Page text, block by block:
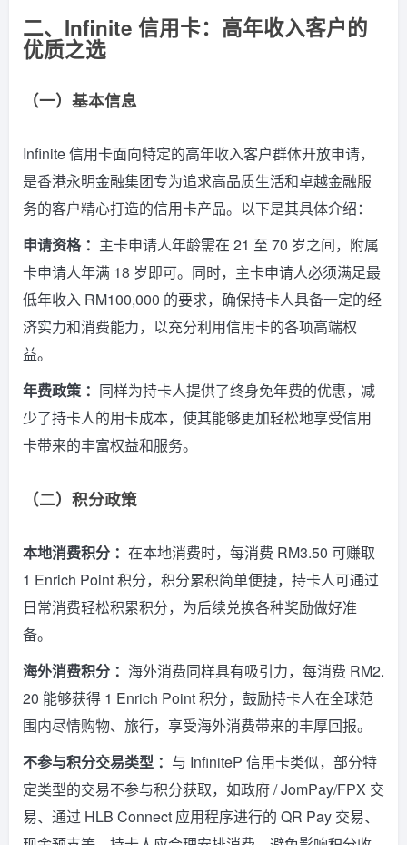
二、Infinite 信用卡：高年收入客户的
优质之选
（一）基本信息
Infinite 信用卡面向特定的高年收入客户群体开放申请，
是香港永明金融集团专为追求高品质生活和卓越金融服
务的客户精心打造的信用卡产品。以下是其具体介绍：
申请资格 ： 主卡申请人年龄需在 21 至 70 岁之间，附属
卡申请人年满 18 岁即可。同时，主卡申请人必须满足最
低年收入 RM100,000 的要求，确保持卡人具备一定的经
济实力和消费能力，以充分利用信用卡的各项高端权
益。
年费政策 ： 同样为持卡人提供了终身免年费的优惠，减
少了持卡人的用卡成本，使其能够更加轻松地享受信用
卡带来的丰富权益和服务。
（二）积分政策
本地消费积分 ： 在本地消费时，每消费 RM3.50 可赚取
1 Enrich Point 积分，积分累积简单便捷，持卡人可通过
日常消费轻松积累积分，为后续兑换各种奖励做好准
备。
海外消费积分 ： 海外消费同样具有吸引力，每消费 RM2.
20 能够获得 1 Enrich Point 积分，鼓励持卡人在全球范
围内尽情购物、旅行，享受海外消费带来的丰厚回报。
不参与积分交易类型 ： 与 InfiniteP 信用卡类似，部分特
定类型的交易不参与积分获取，如政府 / JomPay/FPX 交
易、通过 HLB Connect 应用程序进行的 QR Pay 交易、